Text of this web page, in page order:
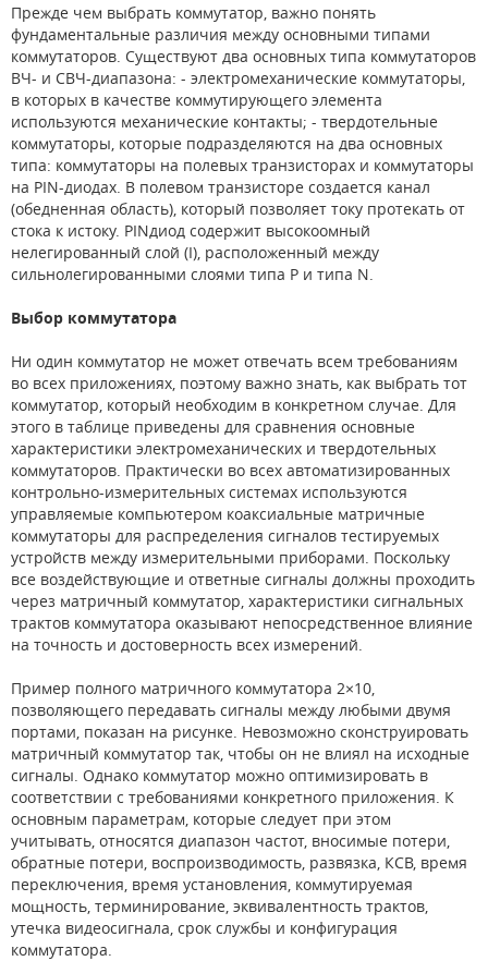
Прежде чем выбрать коммутатор, важно понять
фундаментальные различия между основными типами
коммутаторов. Существуют два основных типа коммутаторов
ВЧ- и СВЧ-диапазона: - электромеханические коммутаторы,
в которых в качестве коммутирующего элемента
используются механические контакты; - твердотельные
коммутаторы, которые подразделяются на два основных
типа: коммутаторы на полевых транзисторах и коммутаторы
на PIN-диодах. В полевом транзисторе создается канал
(обедненная область), который позволяет току протекать от
стока к истоку. PINдиод содержит высокоомный
нелегированный слой (I), расположенный между
сильнолегированными слоями типа P и типа N.
Выбор коммутатора
Ни один коммутатор не может отвечать всем требованиям
во всех приложениях, поэтому важно знать, как выбрать тот
коммутатор, который необходим в конкретном случае. Для
этого в таблице приведены для сравнения основные
характеристики электромеханических и твердотельных
коммутаторов. Практически во всех автоматизированных
контрольно-измерительных системах используются
управляемые компьютером коаксиальные матричные
коммутаторы для распределения сигналов тестируемых
устройств между измерительными приборами. Поскольку
все воздействующие и ответные сигналы должны проходить
через матричный коммутатор, характеристики сигнальных
трактов коммутатора оказывают непосредственное влияние
на точность и достоверность всех измерений.
Пример полного матричного коммутатора 2×10,
позволяющего передавать сигналы между любыми двумя
портами, показан на рисунке. Невозможно сконструировать
матричный коммутатор так, чтобы он не влиял на исходные
сигналы. Однако коммутатор можно оптимизировать в
соответствии с требованиями конкретного приложения. К
основным параметрам, которые следует при этом
учитывать, относятся диапазон частот, вносимые потери,
обратные потери, воспроизводимость, развязка, КСВ, время
переключения, время установления, коммутируемая
мощность, терминирование, эквивалентность трактов,
утечка видеосигнала, срок службы и конфигурация
коммутатора.